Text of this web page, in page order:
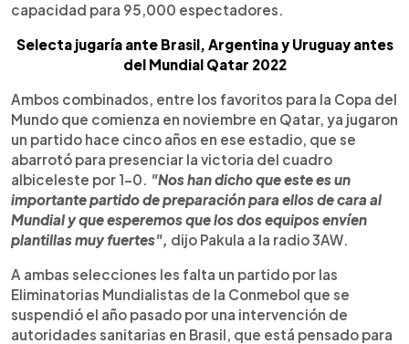
capacidad para 95,000 espectadores.
Selecta jugaría ante Brasil, Argentina y Uruguay antes
del Mundial Qatar 2022
Ambos combinados, entre los favoritos para la Copa del
Mundo que comienza en noviembre en Qatar, ya jugaron
un partido hace cinco años en ese estadio, que se
abarrotó para presenciar la victoria del cuadro
albiceleste por 1-0. "Nos han dicho que este es un
importante partido de preparación para ellos de cara al
Mundial y que esperemos que los dos equipos envíen
plantillas muy fuertes", dijo Pakula a la radio 3AW.
A ambas selecciones les falta un partido por las
Eliminatorias Mundialistas de la Conmebol que se
suspendió el año pasado por una intervención de
autoridades sanitarias en Brasil, que está pensado para